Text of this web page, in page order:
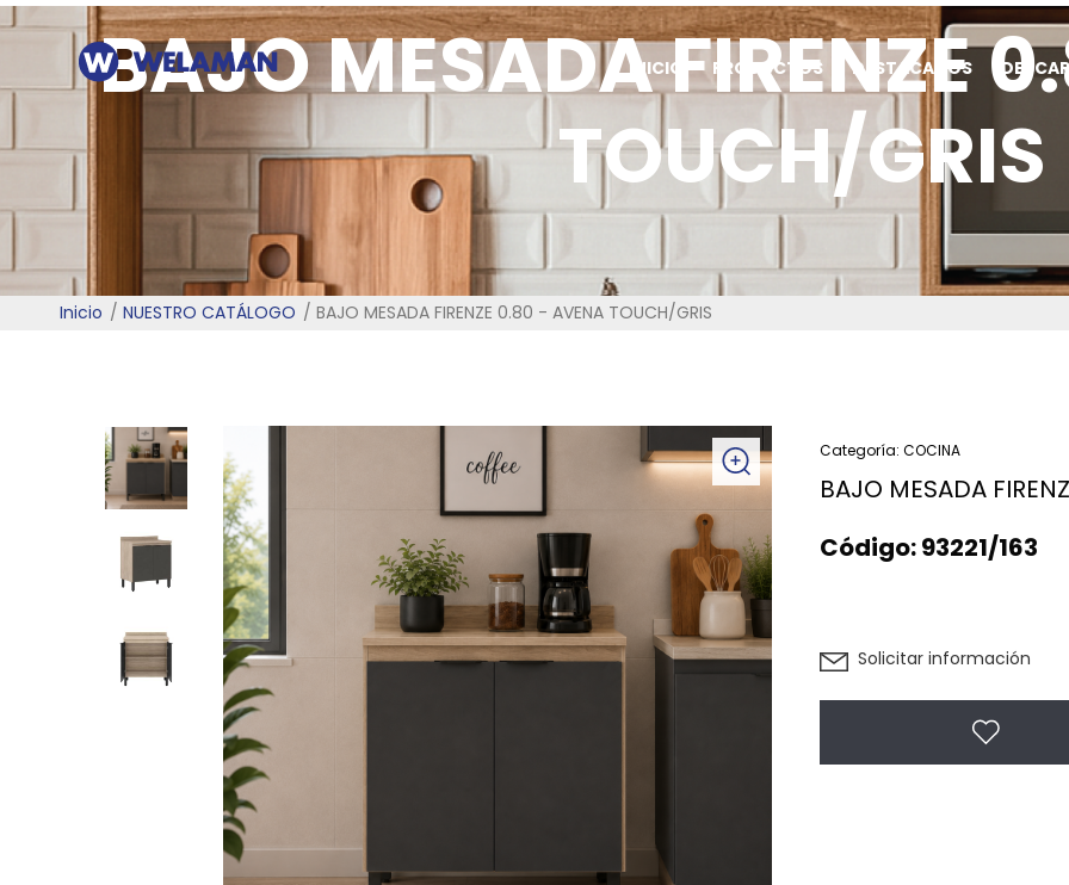
INICIO PRODUCTOS DESTACADOS
BAJO MESADA FIRENZE
TOUCH/GRIS
Inicio NUESTRO CATÁLOGO BAJO MESADA FIRENZE 0.80 - AVENA TOUCH/GRIS
Categoría: COCINA
BAJO MESADA
Código:93221/163
Solicitar información